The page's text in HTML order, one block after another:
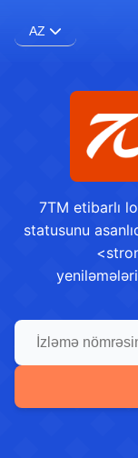
AZ
7TM etibarlı
statusunu